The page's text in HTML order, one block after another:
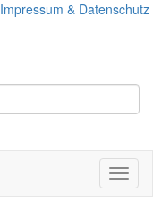
Impressum & Datenschutz